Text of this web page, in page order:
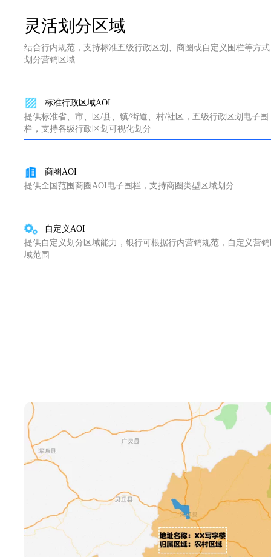
灵活划分区域
结合行内规范，支持标准五级行政区划、商圈或自定义围栏等方
划分营销区域
标准行政区域AOI
提供标准省、市、区/县、镇/街道、村/社区，五级行政区划电子围
栏，支持各级行政区划可视化划分
商圈AOI
提供全国范围商圈AOI电子围栏，支持商圈类型区域划分
自定义AOI
提供自定义划分区域能力，银行可根据行内营销规范，自定义营
域范围